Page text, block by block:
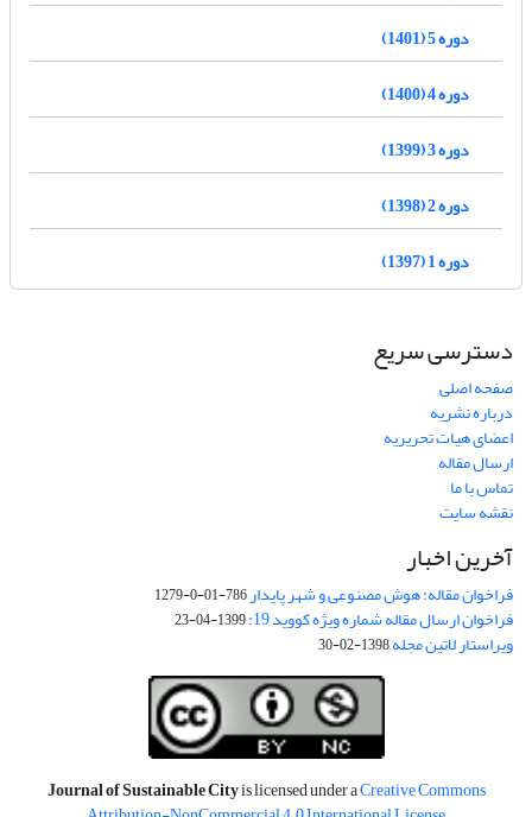
دوره 5 (1401)
دوره 4 (1400)
دوره 3 (1399)
دوره 2 (1398)
دوره 1 (1397)
دسترسی سریع
صفحه اصلی
درباره نشریه
اعضای هیات تحریریه
ارسال مقاله
تماس با ما
نقشه سایت
آخرین اخبار
فراخوان مقاله: هوش مصنوعی و شهر پایدار786-01-0-1279
فراخوان ارسال مقاله شماره ویژه کووید 19: 1399-04-23
ویراستار لاتین مجله1398-02-30
Journal of Sustainable Cityis licensed under aCreative Commons